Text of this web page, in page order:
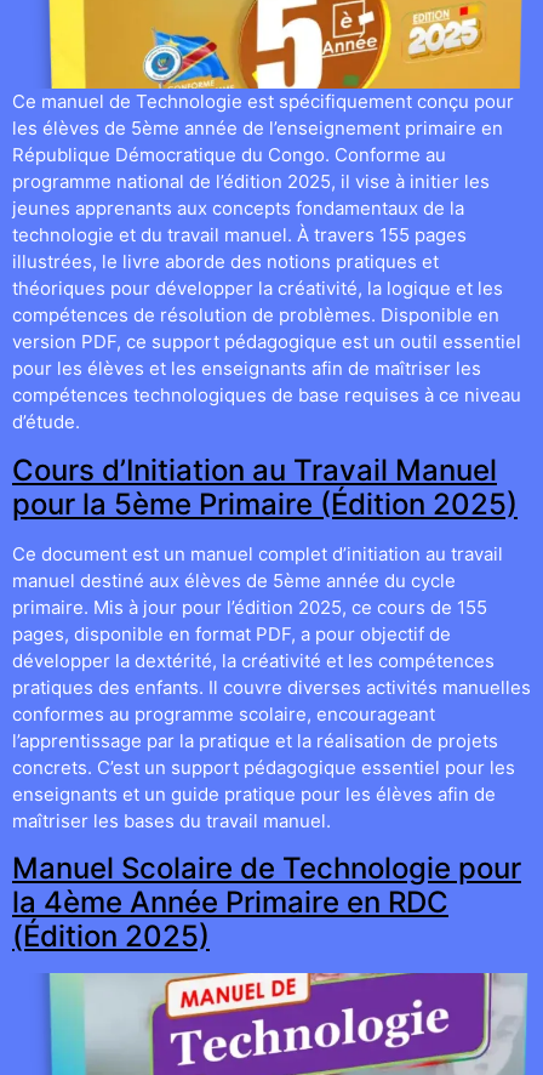
Ce manuel de Technologie est spécifiquement conçu pour
les élèves de 5ème année de l’enseignement primaire en
République Démocratique du Congo. Conforme au
programme national de l’édition 2025, il vise à initier les
jeunes apprenants aux concepts fondamentaux de la
technologie et du travail manuel. À travers 155 pages
illustrées, le livre aborde des notions pratiques et
théoriques pour développer la créativité, la logique et les
compétences de résolution de problèmes. Disponible en
version PDF, ce support pédagogique est un outil essentiel
pour les élèves et les enseignants afin de maîtriser les
compétences technologiques de base requises à ce niveau
d’étude.
Cours d’Initiation au Travail Manuel
pour la 5ème Primaire (Édition 2025)
Ce document est un manuel complet d’initiation au travail
manuel destiné aux élèves de 5ème année du cycle
primaire. Mis à jour pour l’édition 2025, ce cours de 155
pages, disponible en format PDF, a pour objectif de
développer la dextérité, la créativité et les compétences
pratiques des enfants. Il couvre diverses activités manuelles
conformes au programme scolaire, encourageant
l’apprentissage par la pratique et la réalisation de projets
concrets. C’est un support pédagogique essentiel pour les
enseignants et un guide pratique pour les élèves afin de
maîtriser les bases du travail manuel.
Manuel Scolaire de Technologie pour
la 4ème Année Primaire en RDC
(Édition 2025)